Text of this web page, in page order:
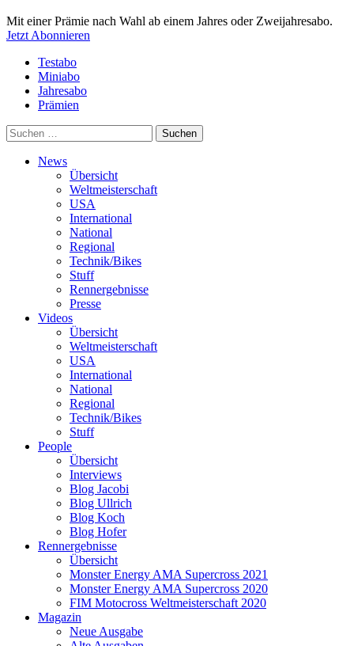
Mit einer Prämie nach Wahl ab einem Jahres oder Zweijahresabo.
Jetzt Abonnieren
Testabo
Miniabo
Jahresabo
Prämien
Suchen
nach:
News
Übersicht
Weltmeisterschaft
USA
International
National
Regional
Technik/Bikes
Stuff
Rennergebnisse
Presse
Videos
Übersicht
Weltmeisterschaft
USA
International
National
Regional
Technik/Bikes
Stuff
People
Übersicht
Interviews
Blog Jacobi
Blog Ullrich
Blog Koch
Blog Hofer
Rennergebnisse
Übersicht
Monster Energy AMA Supercross 2021
Monster Energy AMA Supercross 2020
FIM Motocross Weltmeisterschaft 2020
Magazin
Neue Ausgabe